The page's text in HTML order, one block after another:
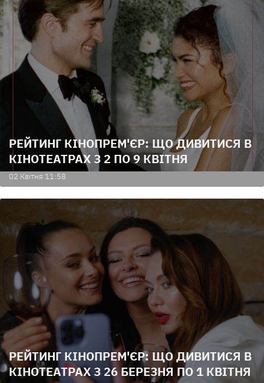
РЕЙТИНГ КІНОПРЕМ'ЄР: ЩО ДИВИТИСЯ В
КІНОТЕАТРАХ З 2 ПО 9 КВІТНЯ
02 Квiтня 11:58
РЕЙТИНГ КІНОПРЕМ'ЄР: ЩО ДИВИТИСЯ В
КІНОТЕАТРАХ З 26 БЕРЕЗНЯ ПО 1 КВІТНЯ